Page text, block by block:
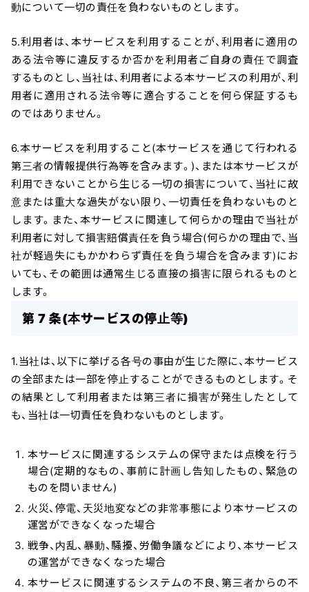
動について一切の責任を負わないものとします。
5.利用者は、本サービスを利用することが、利用者に適用の
ある法令等に違反するか否かを利用者ご自身の責任で調査
するものとし、当社は、利用者による本サービスの利用が、利
用者に適用される法令等に適合することを何ら保証するも
のではありません。
6.本サービスを利用すること(本サービスを通じて行われる
第三者の情報提供行為等を含みます。)、または本サービスが
利用できないことから生じる一切の損害について、当社に故
意または重大な過失がない限り、一切責任を負わないものと
します。また、本サービスに関連して何らかの理由で当社が
利用者に対して損害賠償責任を負う場合(何らかの理由で、当
社が軽過失にもかかわらず責任を負う場合を含みます)にお
いても、その範囲は通常生じる直接の損害に限られるものと
します。
第 7 条(本サービスの停止等)
1.当社は、以下に挙げる各号の事由が生じた際に、本サービス
の全部または一部を停止することができるものとします。そ
の結果として利用者または第三者に損害が発生したとして
も、当社は一切責任を負わないものとします。
本サービスに関連するシステムの保守または点検を行う
場合(定期的なもの、事前に計画し告知したもの、緊急の
ものを問いません)
火災、停電、天災地変などの非常事態により本サービスの
運営ができなくなった場合
戦争、内乱、暴動、騒擾、労働争議などにより、本サービス
の運営ができなくなった場合
本サービスに関連するシステムの不良、第三者からの不